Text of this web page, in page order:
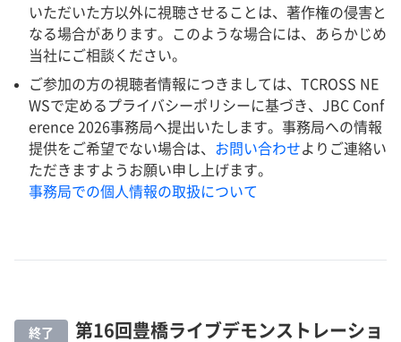
いただいた方以外に視聴させることは、著作権の侵害と
なる場合があります。このような場合には、あらかじめ
当社にご相談ください。
ご参加の方の視聴者情報につきましては、TCROSS NE
WSで定めるプライバシーポリシーに基づき、JBC Conf
erence 2026事務局へ提出いたします。事務局への情報
提供をご希望でない場合は、 お問い合わせよりご連絡い
ただきますようお願い申し上げます。
事務局での個人情報の取扱について
終了 第16回豊橋ライブデモンストレーショ